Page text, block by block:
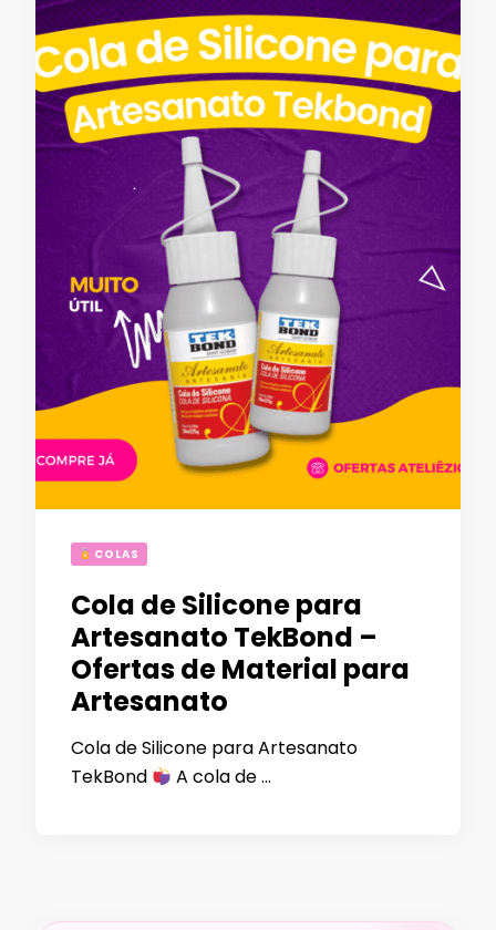
COLAS
Cola de Silicone para
Artesanato TekBond –
Ofertas de Material para
Artesanato
Cola de Silicone para Artesanato
TekBond
A cola de …